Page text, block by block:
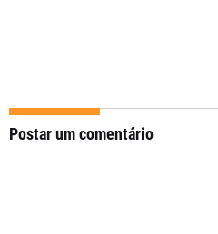
Postar um comentário